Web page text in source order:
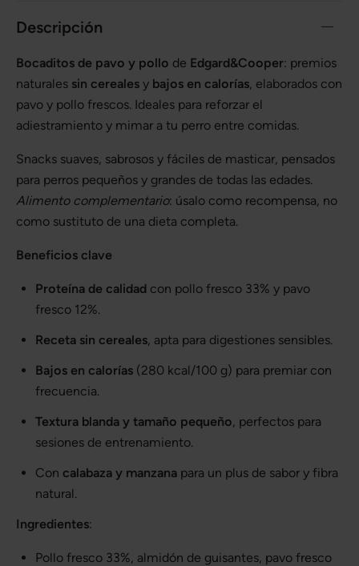
Descripción
Bocaditos de pavo y pollo de Edgard&Cooper: premios
naturales sin cereales y bajos en calorías, elaborados con
pavo y pollo frescos. Ideales para reforzar el
adiestramiento y mimar a tu perro entre comidas.
Snacks suaves, sabrosos y fáciles de masticar, pensados
para perros pequeños y grandes de todas las edades.
Alimento complementario: úsalo como recompensa, no
como sustituto de una dieta completa.
Beneficios clave
Proteína de calidad con pollo fresco 33% y pavo
fresco 12%.
Receta sin cereales, apta para digestiones sensibles.
Bajos en calorías (280 kcal/100 g) para premiar con
frecuencia.
Textura blanda y tamaño pequeño, perfectos para
sesiones de entrenamiento.
Con calabaza y manzana para un plus de sabor y fibra
natural.
Ingredientes:
Pollo fresco 33%, almidón de guisantes, pavo fresco